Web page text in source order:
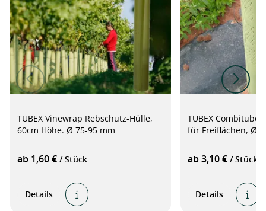
TUBEX Vinewrap Rebschutz-Hülle,
60cm Höhe. Ø 75-95 mm
ab 1,60 € / Stück
Details
TUBEX Combitube
für Freiflächen, Ø
ab 3,10 € / Stück
Details